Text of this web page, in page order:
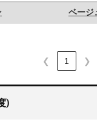
ベージュ
❮ 1 ❯
)